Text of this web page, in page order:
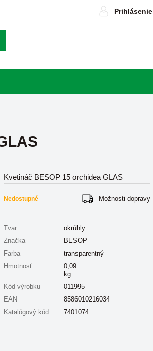
Prihlásenie
Kvetináč BESOP 15 orchidea GLAS
Nedostupné Možnosti dopravy
Tvar
okrúhly
Značka
BESOP
Farba
transparentný
Hmotnosť
0,09
kg
Kód výrobku
011995
EAN
8586010216034
Katalógový kód
7401074